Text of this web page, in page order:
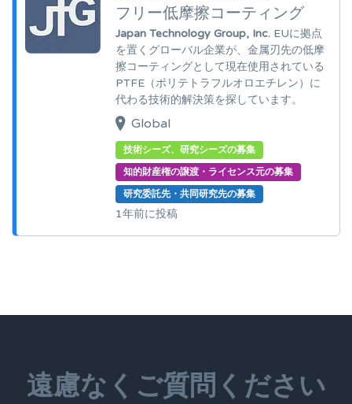
フリー低摩擦コーティング
Japan Technology Group, Inc. EUに拠点
を置くグローバル企業が、金属刃先の低摩
擦コーティングとして現在使用されている
PTFE（ポリテトラフルオロエチレン）に
代わる技術的解決策を探しています。
Global
技術シーズ、研究シーズの募集
知的財産権の譲渡・ライセンス元の募集
研究委託先・共同研究先の募集
1年前に投稿
遠慮なくご質問ください